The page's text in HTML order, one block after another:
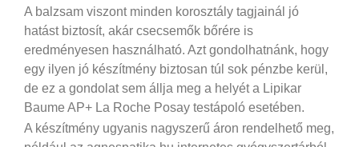
A balzsam viszont minden korosztály tagjainál jó
hatást biztosít, akár csecsemők bőrére is
eredményesen használható. Azt gondolhatnánk, hogy
egy ilyen jó készítmény biztosan túl sok pénzbe kerül,
de ez a gondolat sem állja meg a helyét a Lipikar
Baume AP+ La Roche Posay testápoló esetében.
A készítmény ugyanis nagyszerű áron rendelhető meg,